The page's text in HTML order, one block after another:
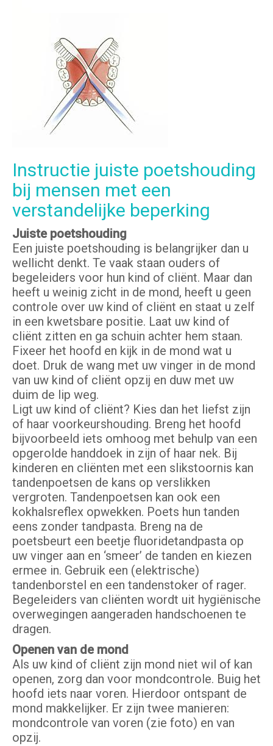
Instructie juiste poetshouding
bij mensen met een
verstandelijke beperking
Juiste poetshouding
Een juiste poetshouding is belangrijker dan u
wellicht denkt. Te vaak staan ouders of
begeleiders voor hun kind of cliënt. Maar dan
heeft u weinig zicht in de mond, heeft u geen
controle over uw kind of cliënt en staat u zelf
in een kwetsbare positie. Laat uw kind of
cliënt zitten en ga schuin achter hem staan.
Fixeer het hoofd en kijk in de mond wat u
doet. Druk de wang met uw vinger in de mond
van uw kind of cliënt opzij en duw met uw
duim de lip weg.
Ligt uw kind of cliënt? Kies dan het liefst zijn
of haar voorkeurshouding. Breng het hoofd
bijvoorbeeld iets omhoog met behulp van een
opgerolde handdoek in zijn of haar nek. Bij
kinderen en cliënten met een slikstoornis kan
tandenpoetsen de kans op verslikken
vergroten. Tandenpoetsen kan ook een
kokhalsreflex opwekken. Poets hun tanden
eens zonder tandpasta. Breng na de
poetsbeurt een beetje fluoridetandpasta op
uw vinger aan en ‘smeer’ de tanden en kiezen
ermee in. Gebruik een (elektrische)
tandenborstel en een tandenstoker of rager.
Begeleiders van cliënten wordt uit hygiënische
overwegingen aangeraden handschoenen te
dragen.
Openen van de mond
Als uw kind of cliënt zijn mond niet wil of kan
openen, zorg dan voor mondcontrole. Buig het
hoofd iets naar voren. Hierdoor ontspant de
mond makkelijker. Er zijn twee manieren:
mondcontrole van voren (zie foto) en van
opzij.